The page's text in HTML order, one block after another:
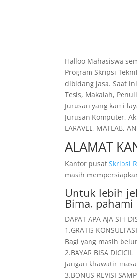
Halloo Mahasiswa
Program Skripsi
dibidang jasa. Saat
Tesis, Makalah,
Jurusan yang kami
Jurusan Komputer,
LARAVEL, MATLAB,
ALAMAT
Kantor pusatSkripsi
masih
Untuk lebih
Bima,
DAPAT APA AJA SIH
1.GRATIS KONSULTASI
Bagi yang masih
2.BAYAR BISA DICICIL
Jangan khawatir
3.BONUS REVISI